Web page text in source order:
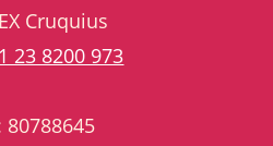
Cruquius
23 8200 973
80788645